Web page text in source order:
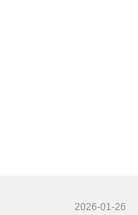
2026-01-26